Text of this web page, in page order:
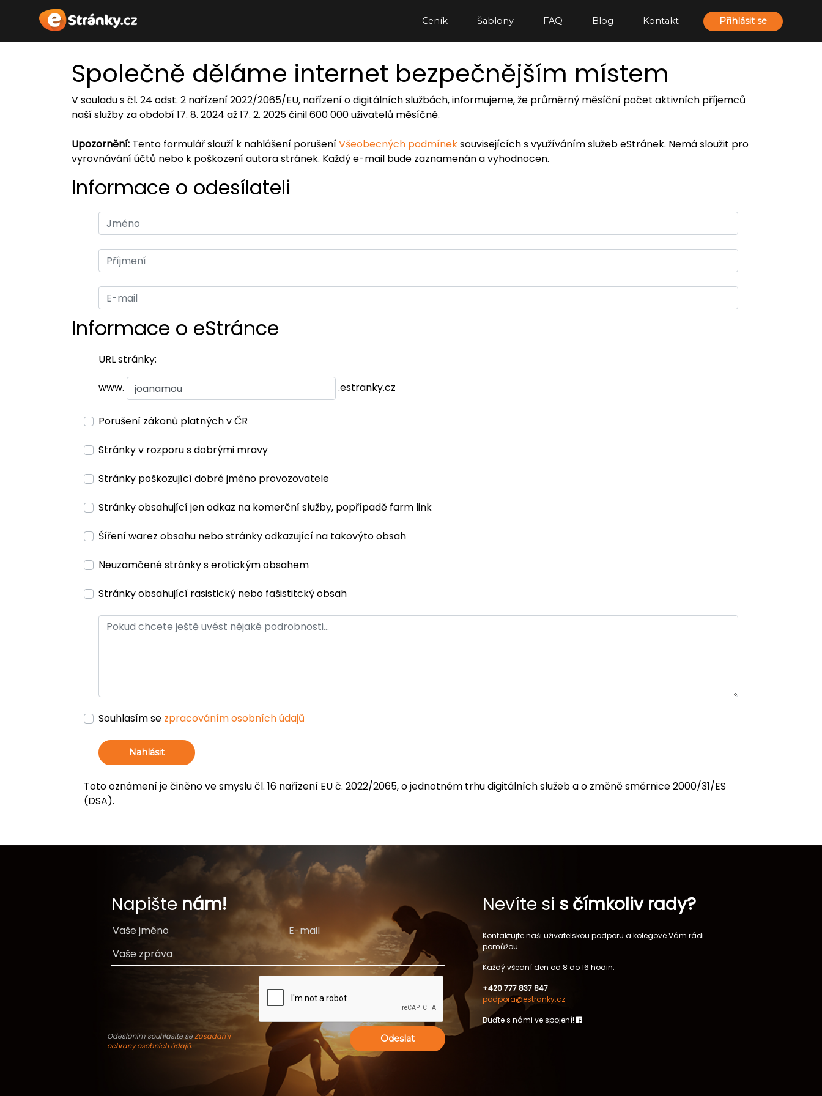
Ceník Šablony FAQ Blog Kontakt Přihlásit se
Společně děláme internet bezpečnějším místem
V souladu s čl. 24 odst. 2 nařízení 2022/2065/EU, nařízení o digitálních službách, informujeme, že průměrný měsíční počet aktivních příjemců
naší služby za období 17. 8. 2024 až 17. 2. 2025 činil 600 000 uživatelů měsíčně.
Upozornění: Tento formulář slouží k nahlášení porušeníVšeobecných podmíneksouvisejících s využíváním služeb eStránek. Nemá sloužit pro
vyrovnávání účtů nebo k poškození autora stránek. Každý e-mail bude zaznamenán a vyhodnocen.
Informace o odesílateli
Informace o eStránce
URL stránky:
www. .estranky.cz
Porušení zákonů platných v ČR
Stránky v rozporu s dobrými mravy
Stránky poškozující dobré jméno provozovatele
Stránky obsahující jen odkaz na komerční služby, popřípadě farm link
Šíření warez obsahu nebo stránky odkazující na takovýto obsah
Neuzamčené stránky s erotickým obsahem
Stránky obsahující rasistický nebo fašistitcký obsah
Souhlasím se zpracováním osobních údajů
Nahlásit
Toto oznámení je činěno ve smyslu čl. 16 nařízení EU č. 2022/2065, o jednotném trhu digitálních služeb a o změně směrnice 2000/31/ES
(DSA).
Napište nám!
Odesláním souhlasíte seZásadami
ochrany osobních údajů.
Odeslat
Nevíte si s čímkoliv rady?
Kontaktujte naši uživatelskou podporu a kolegové Vám rádi
pomůžou.
Každý všední den od 8 do 16 hodin.
+420 777 837 847
podpora@estranky.cz
Buďte s námi ve spojení!